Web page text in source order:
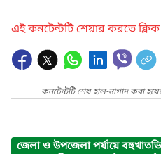
এই কনটেন্টটি শেয়ার করতে
কনটেন্টটি শেষ হাল-নাগাদ করা
জেলা ও উপজেলা পর্যায়ে